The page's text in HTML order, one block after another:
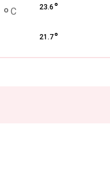
° C 23.6 °
21.7°